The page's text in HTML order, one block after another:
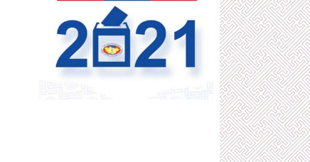
ХУУЛЬЧ Г.ЭРДЭНЭБАТ: С.ЗОРИГИЙН
АЛЛАГЫГ УРДААС МАШ НАРИЙН
ТӨЛӨВЛӨСӨН БАЙСАН
1 сарын өмнө